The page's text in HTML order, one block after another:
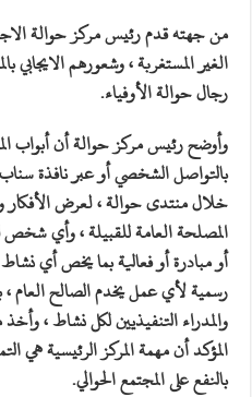
من جهته قدم رئيس مركز حوالة
الغير المستغربة ، وشعورهم الايجابي
رجال حوالة الأوفياء.
وأوضح رئيس مركز حوالة أن أبواب
بالتواصل الشخصي أو عبر نافذة
خلال منتدى حوالة ، لعرض الأفكار
المصلحة العامة للقبيلة ، وأي شخص
أو مبادرة أو فعالية بما يخص أي
رسمية لأي عمل يخدم الصالح العام
والمدراء التنفيذيين لكل نشاط ،
المؤكد أن مهمة المركز الرئيسية هي
بالنفع على المجتمع الحوالي.